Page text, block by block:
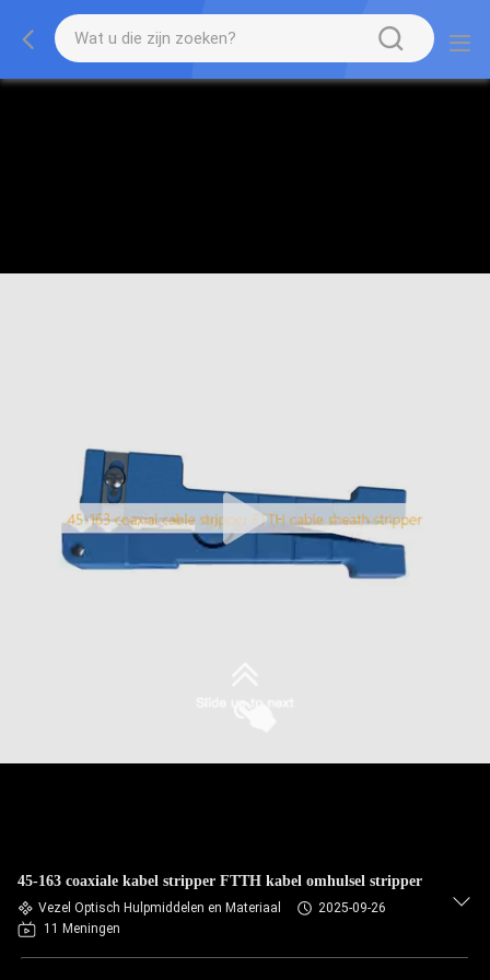
45-163 coaxiale kabel stripper FTTH kabel omhulsel stripper
Vezel Optisch Hulpmiddelen en Materiaal
2025-09-26
11 Meningen